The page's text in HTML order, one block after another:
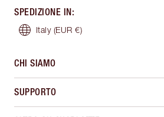
SPEDIZIONE IN:
Italy (EUR €)
CHI SIAMO
SUPPORTO